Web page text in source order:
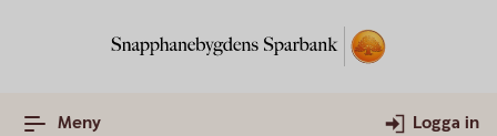
Meny Logga in